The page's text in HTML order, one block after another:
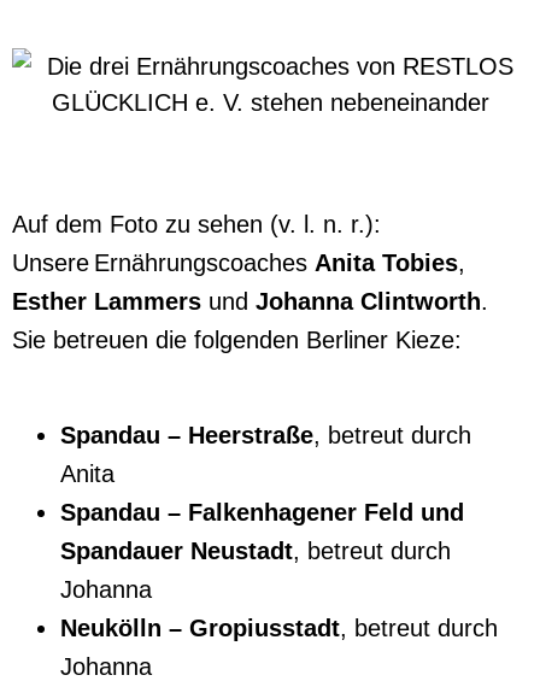
Auf dem Foto zu sehen (v. l. n. r.):
Unsere Ernährungscoaches Anita Tobies,
Esther Lammers und Johanna Clintworth.
Sie betreuen die folgenden Berliner Kieze:
Spandau – Heerstraße, betreut durch
Anita
Spandau – Falkenhagener Feld und
Spandauer Neustadt, betreut durch
Johanna
Neukölln – Gropiusstadt, betreut durch
Johanna